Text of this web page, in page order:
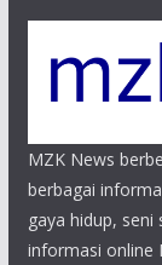
MZK News
berbagai
gaya hidup,
informasi online